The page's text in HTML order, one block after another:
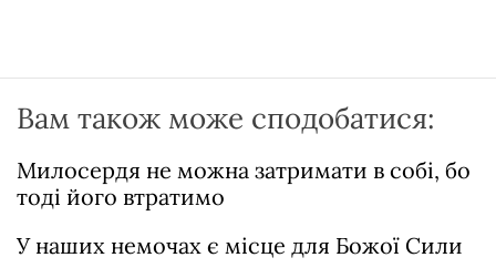
Вам також може сподобатися:
Милосердя не можна затримати в собі, бо
тоді його втратимо
У наших немочах є місце для Божої Сили